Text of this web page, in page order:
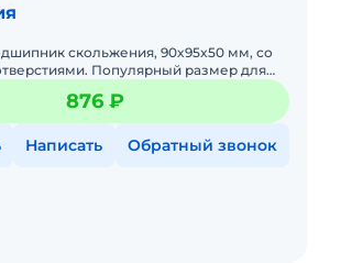
скольжения, 90x95x50 мм, со
Популярный размер для
Выдерживает ударные
с
876 ₽
Написать Обратный звонок